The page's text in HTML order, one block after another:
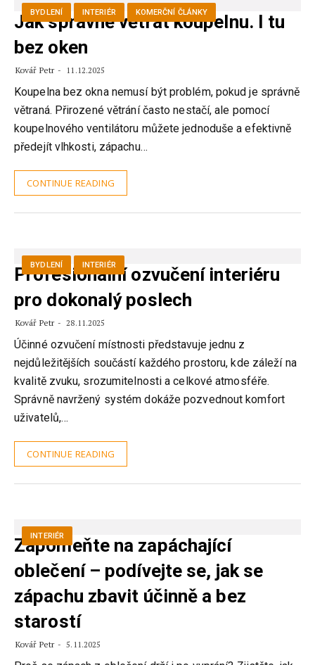
BYDLENÍ INTERIÉR KOMERČNÍ ČLÁNKY
Jak správně větrat koupelnu. I tu
bez oken
Kovář Petr 11.12.2025
Koupelna bez okna nemusí být problém, pokud je správně
větraná. Přirozené větrání často nestačí, ale pomocí
koupelnového ventilátoru můžete jednoduše a efektivně
předejít vlhkosti, zápachu…
CONTINUE READING
BYDLENÍ INTERIÉR
Profesionální ozvučení interiéru
pro dokonalý poslech
Kovář Petr 28.11.2025
Účinné ozvučení místnosti představuje jednu z
nejdůležitějších součástí každého prostoru, kde záleží na
kvalitě zvuku, srozumitelnosti a celkové atmosféře.
Správně navržený systém dokáže pozvednout komfort
uživatelů,…
CONTINUE READING
INTERIÉR
Zapomeňte na zapáchající
oblečení – podívejte se, jak se
zápachu zbavit účinně a bez
starostí
Kovář Petr 5.11.2025